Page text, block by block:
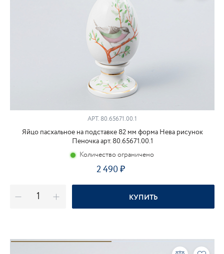
АРТ. 80.65671.00.1
Яйцо пасхальное на подставке 82 мм форма Нева рисунок
Пеночка арт. 80.65671.00.1
Количество ограничено
2 490
КУПИТЬ